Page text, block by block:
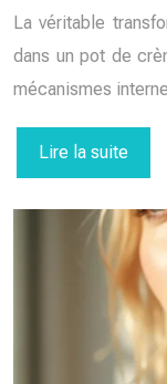
La véritable
dans un pot de
mécanismes
Lire la suite